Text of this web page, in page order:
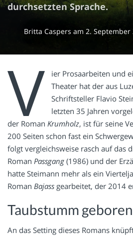
durchsetzten Sprache.
Britta Caspers am 2. September
V
ier Prosaarbeiten und
Theater hat der aus
Schriftsteller Flavio
letzten 35 Jahren
der Roman Krumholz, ist für seine
200 Seiten schon fast ein
folgt vergleichsweise rasch auf das
Roman Passgang (1986) und der
hatte Steimann mehr als ein
Roman Bajass gearbeitet, der 2014
Taubstumm geboren
An das Setting dieses Romans